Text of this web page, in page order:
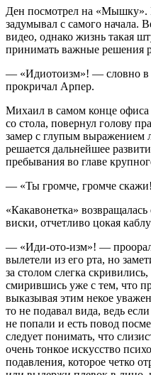
Ден посмотрел на «Мышку».
задумывал с самого начала.
видео, однако жизнь такая
принимать важные решения
— «Идиотоизм»! — словно в
прокричал Арпер.
Михаил в самом конце
со стола, повернул голову
замер с глупым выражением
решается дальнейшее
пребывания во главе
— «Ты громче, громче
«Какавонетка»
виски, отчетливо цокая
— «Иди-ото-изм»! —
вылетели из его рта, но
за столом слегка
смирившись уже с тем, что
выказывая этим некое
то не подавал вида, ведь
не попали и есть повод
следует понимать, что
очень тонкое искусство
подавления, которое четко